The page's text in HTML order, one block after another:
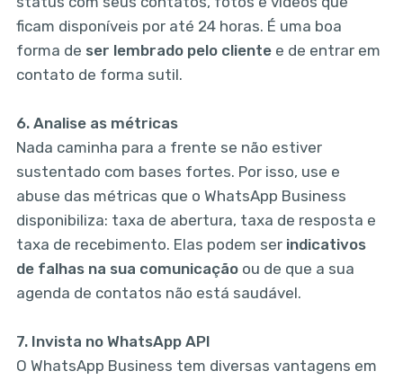
ficam disponíveis por até 24 horas. É uma boa
forma de ser lembrado pelo clientee de entrar em
contato de forma sutil.
6. Analise as métricas
Nada caminha para a frente se não estiver
sustentado com bases fortes. Por isso, use e
abuse das métricas que o WhatsApp Business
disponibiliza: taxa de abertura, taxa de resposta e
taxa de recebimento. Elas podem serindicativos
de falhas na sua comunicaçãoou de que a sua
agenda de contatos não está saudável.
7. Invista no WhatsApp API
O WhatsApp Business tem diversas vantagens em